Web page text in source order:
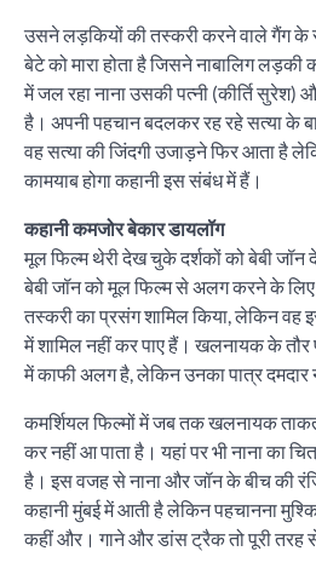
उसने लड़कियों की तस्‍करी करने वाले गैंग के
बेटे को मारा होता है जिसने नाबालिग लड़की
में जल रहा नाना उसकी पत्‍नी (कीर्ति सुरेश)
है। अपनी पहचान बदलकर रह रहे सत्‍या के
वह सत्‍या की जिंदगी उजाड़ने फिर आता है
कामयाब होगा कहानी इस संबंध में हैं।
कहानी कमजोर बेकार डायलॉग
मूल फिल्‍म थेरी देख चुके दर्शकों को बेबी जॉन
बेबी जॉन को मूल फिल्‍म से अलग करने के
तस्‍करी का प्रसंग शामिल किया, लेकिन वह
में शामिल नहीं कर पाए हैं। खलनायक के
में काफी अलग है, लेकिन उनका पात्र दमदार
कमर्शियल फिल्‍मों में जब तक खलनायक
कर नहीं आ पाता है। यहां पर भी नाना का
है। इस वजह से नाना और जॉन के बीच की
कहानी मुंबई में आती है लेकिन पहचानना
कहीं और। गाने और डांस ट्रैक तो पूरी तरह